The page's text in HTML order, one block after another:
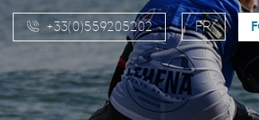
+33(0)559205202
FR
EN
ES
EU